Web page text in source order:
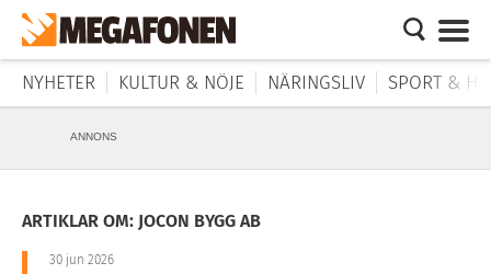
NYHETER KULTUR & NÖJE NÄRINGSLIV SPORT &
ANNONS
ARTIKLAR OM: JOCON BYGG AB
30 jun 2026